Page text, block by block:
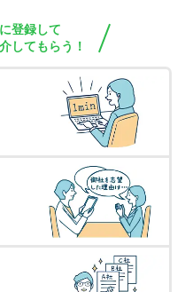
登録して
してもらう！